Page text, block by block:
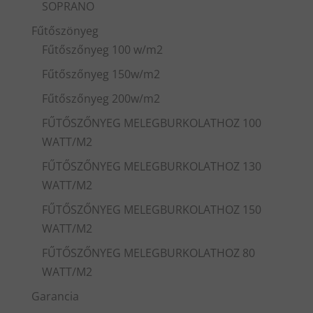
SOPRANO
Fűtőszönyeg
Fűtőszőnyeg 100 w/m2
Fűtőszőnyeg 150w/m2
Fűtőszőnyeg 200w/m2
FŰTŐSZŐNYEG MELEGBURKOLATHOZ 100
WATT/M2
FŰTŐSZŐNYEG MELEGBURKOLATHOZ 130
WATT/M2
FŰTŐSZŐNYEG MELEGBURKOLATHOZ 150
WATT/M2
FŰTŐSZŐNYEG MELEGBURKOLATHOZ 80
WATT/M2
Garancia